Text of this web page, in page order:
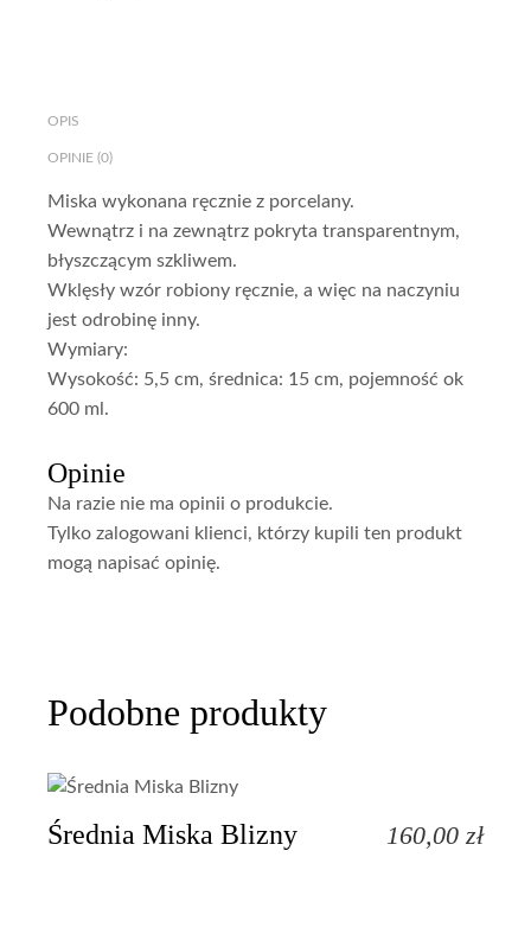
OPIS
OPINIE (0)
Miska wykonana ręcznie z porcelany.
Wewnątrz i na zewnątrz pokryta transparentnym,
błyszczącym szkliwem.
Wklęsły wzór robiony ręcznie, a więc na naczyniu
jest odrobinę inny.
Wymiary:
Wysokość: 5,5 cm, średnica: 15 cm, pojemność ok
600 ml.
Opinie
Na razie nie ma opinii o produkcie.
Tylko zalogowani klienci, którzy kupili ten produkt
mogą napisać opinię.
Podobne produkty
Średnia Miska Blizny 160,00 zł